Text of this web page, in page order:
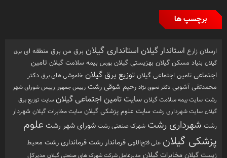
برچسپ ها
ارسلان زارع استاندار گیلان استانداری گیلان برق من برق منطقه ای برق
گیلان بنیاد مسکن گیلان بهزیستی گیلان بورس بیمه سلامت گیلان تامین
اجتماعی تامین اجتماعی گیلان توزیع برق گیلان خاموشی های برق دکتر
محمدتقی آشوبی دکتر نحوی نژاد رحیم شوقیرشت رییس جمهور رییس شورای شهر
رشت سایت بیمه سلامت گیلان سایت تامین اجتماعی گیلان سایت توزیع برق
گیلان سایت شهرداری رشت سایت علوم پزشکی گیلان سایت مخابرات گیلان شهردار
رشت شهرداری رشت شهرک صنعتی رشت شورای شهر رشت علوم
پزشکی گیلان علی فتح‌اللهی فرماندار رشتفرمانداری رشت محیط
زیست گیلانمخابرات گیلان مدیرعامل شرکت شهرک های صنعتی گیلان مدیرکل